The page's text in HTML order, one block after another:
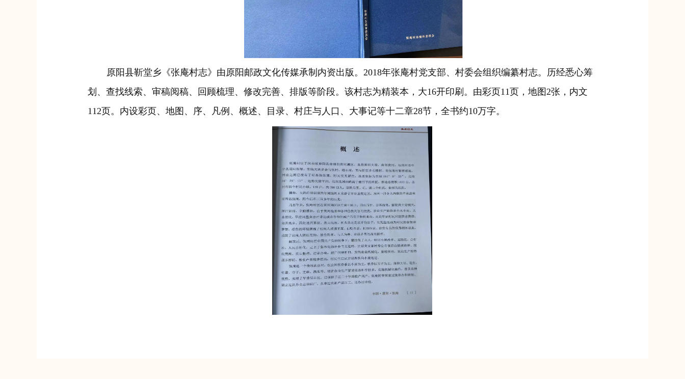
原阳县靳堂乡《张庵村志》由原阳邮政文化传媒承制内资出版。2018年张庵村党支部、村委会组织编纂村志。历经悉心筹
划、查找线索、审稿阅稿、回顾梳理、修改完善、排版等阶段。该村志为精装本，大16开印刷。由彩页11页，地图2张，内文
112页。内设彩页、地图、序、凡例、概述、目录、村庄与人口、大事记等十二章28节，全书约10万字。